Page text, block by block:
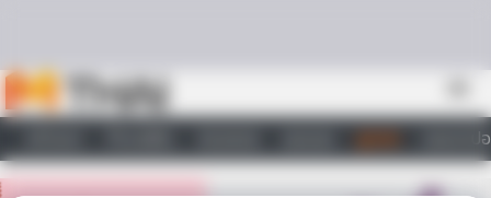
วอลเปเ
ไลฟ์สไตล์